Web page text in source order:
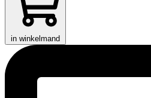
in winkelmand